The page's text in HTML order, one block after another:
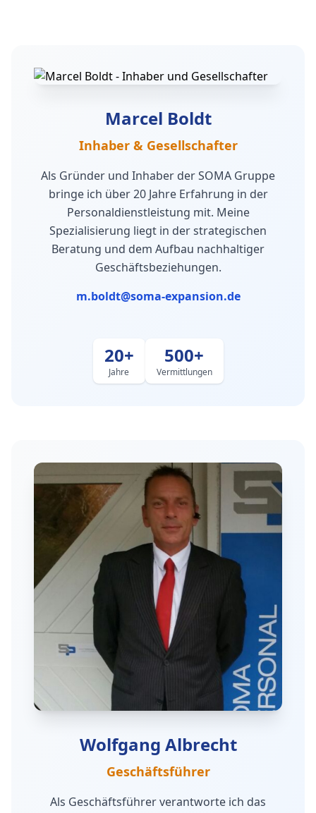
Marcel Boldt
Inhaber & Gesellschafter
Als Gründer und Inhaber der SOMA Gruppe
bringe ich über 20 Jahre Erfahrung in der
Personaldienstleistung mit. Meine
Spezialisierung liegt in der strategischen
Beratung und dem Aufbau nachhaltiger
Geschäftsbeziehungen.
m.boldt@soma-expansion.de
20+
Jahre
500+
Vermittlungen
Wolfgang Albrecht
Geschäftsführer
Als Geschäftsführer verantworte ich das